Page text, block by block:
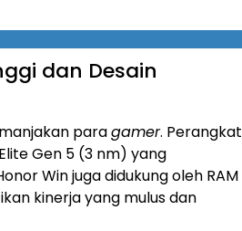
dan Desain
paragamer. Perangkat
Gen 5 (3 nm) yang
Win juga didukung oleh RAM
kinerja yang mulus dan